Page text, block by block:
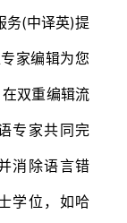
务(中译英)提
家编辑为您
双重编辑流
专家共同完
消除语言错
学位，如哈